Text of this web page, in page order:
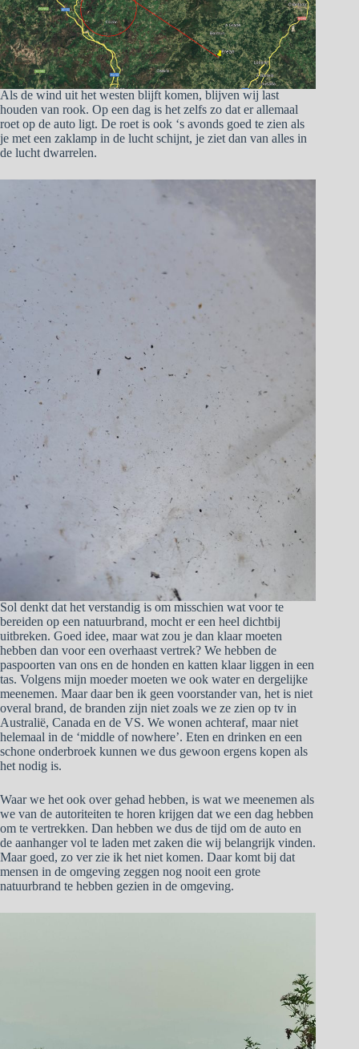
Als de wind uit het westen blijft komen, blijven wij last
houden van rook. Op een dag is het zelfs zo dat er allemaal
roet op de auto ligt. De roet is ook ‘s avonds goed te zien als
je met een zaklamp in de lucht schijnt, je ziet dan van alles in
de lucht dwarrelen.
Sol denkt dat het verstandig is om misschien wat voor te
bereiden op een natuurbrand, mocht er een heel dichtbij
uitbreken. Goed idee, maar wat zou je dan klaar moeten
hebben dan voor een overhaast vertrek? We hebben de
paspoorten van ons en de honden en katten klaar liggen in een
tas. Volgens mijn moeder moeten we ook water en dergelijke
meenemen. Maar daar ben ik geen voorstander van, het is niet
overal brand, de branden zijn niet zoals we ze zien op tv in
Australië, Canada en de VS. We wonen achteraf, maar niet
helemaal in de ‘middle of nowhere’. Eten en drinken en een
schone onderbroek kunnen we dus gewoon ergens kopen als
het nodig is.
Waar we het ook over gehad hebben, is wat we meenemen als
we van de autoriteiten te horen krijgen dat we een dag hebben
om te vertrekken. Dan hebben we dus de tijd om de auto en
de aanhanger vol te laden met zaken die wij belangrijk vinden.
Maar goed, zo ver zie ik het niet komen. Daar komt bij dat
mensen in de omgeving zeggen nog nooit een grote
natuurbrand te hebben gezien in de omgeving.